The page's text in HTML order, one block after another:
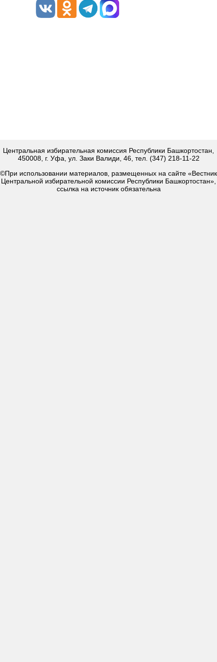
Центральная избирательная комиссия Республики Башкортостан,
450008, г. Уфа, ул. Заки Валиди, 46, тел. (347) 218-11-22
©При использовании материалов, размещенных на сайте «Вестник
Центральной избирательной комиссии Республики Башкортостан»,
ссылка на источник обязательна